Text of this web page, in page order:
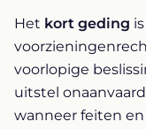
Het kort geding
voorlopige
uitstel
wanneer feiten